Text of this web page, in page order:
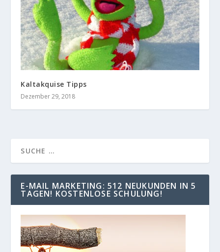
Kaltakquise Tipps
Dezember 29, 2018
E-MAIL MARKETING: 512 NEUKUNDEN IN 5
TAGEN! KOSTENLOSE SCHULUNG!